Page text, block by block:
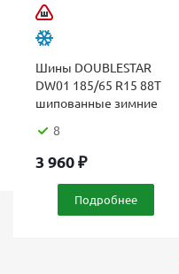
Шины DOUBLESTAR
DW01 185/65 R15 88T
шипованные зимние
8
3 960₽
Подробнее